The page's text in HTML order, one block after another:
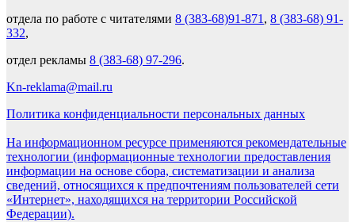
отдела по работе с читателями 8 (383-68)91-871 , 8 (383-68) 91-
332,
отдел рекламы 8 (383-68) 97-296.
Kn-reklama@mail.ru
Политика конфиденциальности персональных данных
На информационном ресурсе применяются рекомендательные
технологии (информационные технологии предоставления
информации на основе сбора, систематизации и анализа
сведений, относящихся к предпочтениям пользователей сети
«Интернет», находящихся на территории Российской
Федерации).